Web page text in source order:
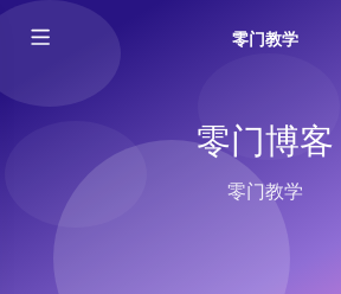
零门教学
零门博客
零门教学